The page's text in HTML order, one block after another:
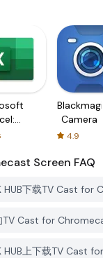
Blackmagic
Camera
4.9
Screen FAQ